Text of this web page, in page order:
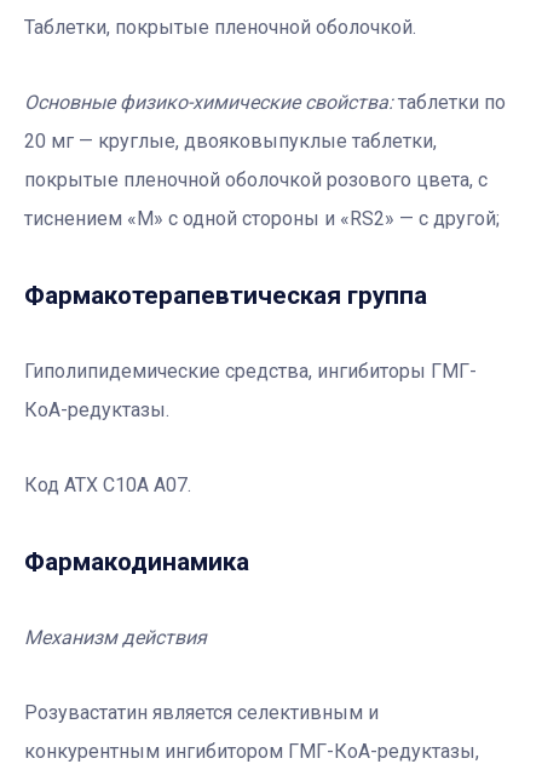
Таблетки, покрытые пленочной оболочкой.
Основные физико-химические свойства:таблетки по
20 мг — круглые, двояковыпуклые таблетки,
покрытые пленочной оболочкой розового цвета, с
тиснением «М» с одной стороны и «RS2» — с другой;
Фармакотерапевтичеcкая группа
Гиполипидемические средства, ингибиторы ГМГ-
КоА-редуктазы.
Код ATХ C10A A07.
Фармакодинамика
Механизм действия
Розувастатин является селективным и
конкурентным ингибитором ГМГ-КоА-редуктазы,